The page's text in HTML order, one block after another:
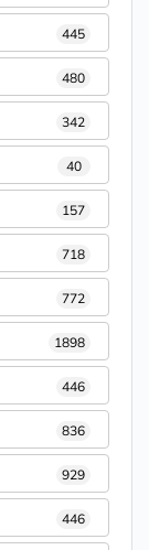
445
480
342
40
157
718
772
1898
446
836
929
446